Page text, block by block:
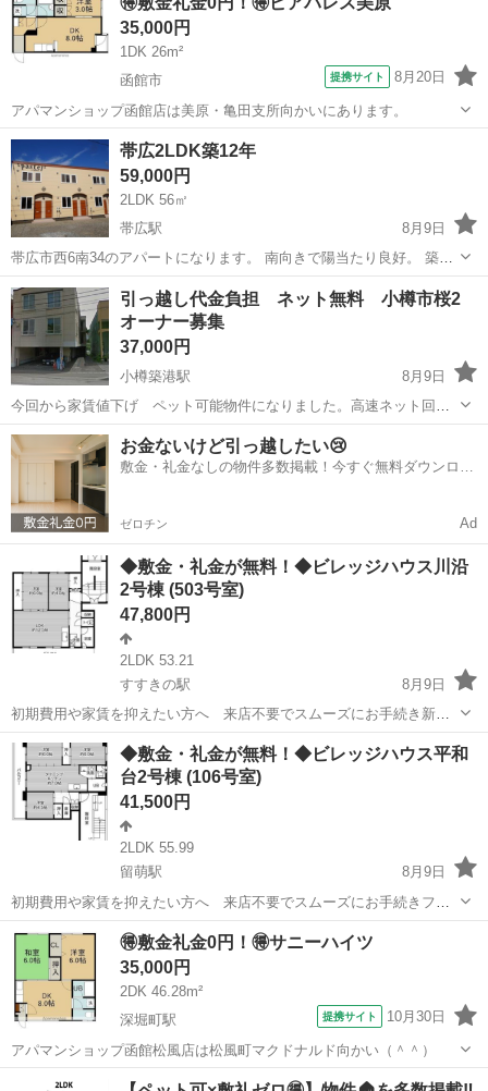
35,000円
1DK 26m²
函館市
提携サイト 8月20日
アパマンショップ函館店は美原・亀田支所向かいにあります。
北海道 函館市 マンション
帯広2LDK築12年
59,000円
2LDK 56㎡
帯広駅
8月9日
帯広市西6南34のアパートになります。 南向きで陽当たり良好。 築12
年 2LDK 駐車場1台無料 物置 灯油給湯 灯油ストーブ IHコンロ 1階角部
屋 エアコン モニターホン 温水洗浄便座 大家直接なので、敷金、礼
金、仲...
北海道 帯広市 帯広駅 アパート 無料
引っ越し代金負担 ネット無料 小樽市桜2
オーナー募集
37,000円
小樽築港駅
8月9日
今回から家賃値下げ ペット可能物件になりました。高速ネット回線
無料 バス停目の前
北海道 小樽市 小樽築港駅 アパート 無料
お金ないけど引っ越したい😢
敷金・礼金なしの物件多数掲載！今すぐ無料ダウンロー
ゼロチン Ad
◆敷金・礼金が無料！◆ビレッジハウス川沿
2号棟 (503号室)
47,800円
2LDK 53.21
すすきの駅
8月9日
初期費用や家賃を抑えたい方へ 来店不要でスムーズにお手続き新規
入居限定！フリーレント1ヶ月あり！敷金・礼金・更新料・鍵交換手数
料0円！※契約内容や審査の結果、敷金をお預かりする場合がございま
す。もいわ幼稚園 徒歩6分\ 藻岩...
北海道 札幌市 すすきの駅 アパート 徒歩
◆敷金・礼金が無料！◆ビレッジハウス平和
台2号棟 (106号室)
41,500円
2LDK 55.99
留萌駅
8月9日
初期費用や家賃を抑えたい方へ 来店不要でスムーズにお手続きフリ
ーレント1ヶ月＋最大3万円引越サポートあり！敷金・礼金・更新料・
鍵交換手数料0円！※契約内容や審査の結果、敷金をお預かりする場合
がございます。沖見保育園 徒歩20...
北海道 留萌市 留萌駅 アパート
🉐敷金礼金0円！🉐サニーハイツ
35,000円
2DK 46.28m²
深堀町駅
提携サイト 10月30日
アパマンショップ函館松風店は松風町マクドナルド向かい（＾＾）
北海道 深堀町駅 マンション